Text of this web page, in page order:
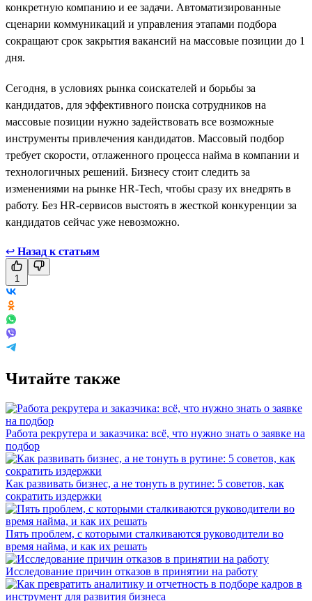
конкретную компанию и ее задачи. Автоматизированные
сценарии коммуникаций и управления этапами подбора
сокращают срок закрытия вакансий на массовые позиции до 1
дня.
Сегодня, в условиях рынка соискателей и борьбы за
кандидатов, для эффективного поиска сотрудников на
массовые позиции нужно задействовать все возможные
инструменты привлечения кандидатов. Массовый подбор
требует скорости, отлаженного процесса найма в компании и
технологичных решений. Бизнесу стоит следить за
изменениями на рынке HR-Tech, чтобы сразу их внедрять в
работу. Без HR-сервисов выстоять в жесткой конкуренции за
кандидатов сейчас уже невозможно.
↩ Назад к статьям
1
Читайте также
Работа рекрутера и заказчика: всё, что нужно знать о заявке на
подбор
Как развивать бизнес, а не тонуть в рутине: 5 советов, как
сократить издержки
Пять проблем, с которыми сталкиваются руководители во
время найма, и как их решать
Исследование причин отказов в принятии на работу